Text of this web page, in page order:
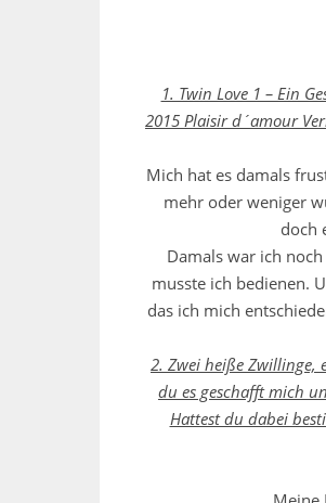
1. Twin Love 1 – Ein
2015 Plaisir d´amour
Mich hat es damals
mehr oder weniger
doch
Damals war ich
musste ich bedienen.
das ich mich
2. Zwei heiße Zwillinge,
du es geschafft mich
Hattest du dabei